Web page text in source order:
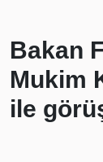
Bakan
Mukim
ile